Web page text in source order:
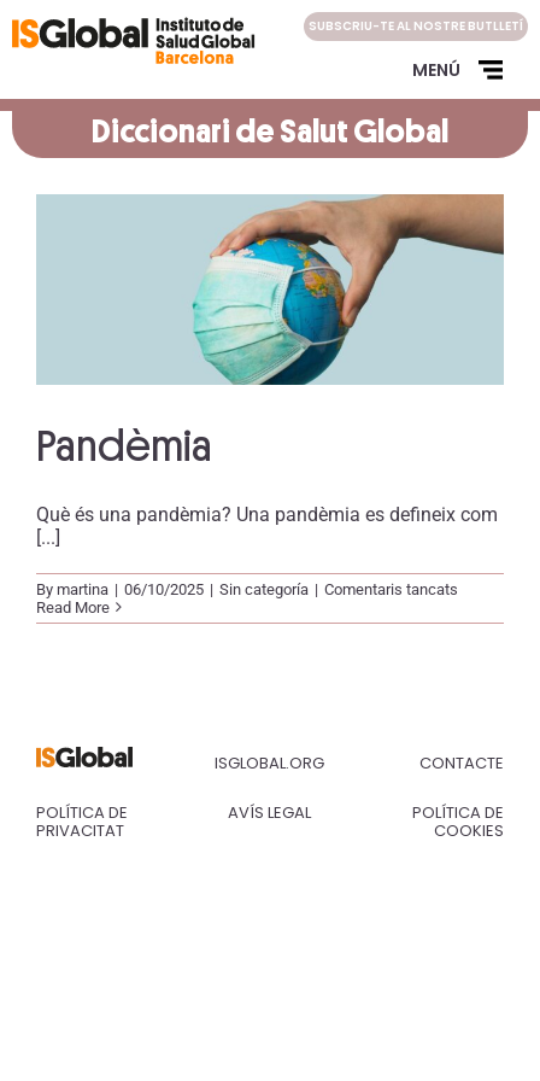
content
SUBSCRIU-TE AL NOSTRE BUTLLETÍ
MENÚ
Diccionari de Salut Global
Pandèmia
Què és una pandèmia? Una pandèmia es defineix com
[...]
By martina | 06/10/2025 | Sin categoría | Comentaris tancats
Read More
ISGLOBAL.ORG CONTACTE
POLÍTICA DE
PRIVACITAT
AVÍS LEGAL POLÍTICA DE
COOKIES